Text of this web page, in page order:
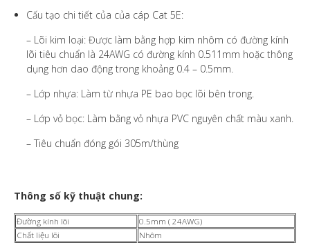
Cấu tạo chi tiết của của cáp Cat 5E:
– Lõi kim loại: Được làm bằng hợp kim nhôm có đường kính
lõi tiêu chuẩn là 24AWG có đường kính 0.511mm hoặc thông
dụng hơn dao động trong khoảng 0.4 – 0.5mm.
– Lớp nhựa: Làm từ nhựa PE bao bọc lõi bên trong.
– Lớp vỏ bọc: Làm bằng vỏ nhựa PVC nguyên chất màu xanh.
– Tiêu chuẩn đóng gói 305m/thùng
Thông số kỹ thuật chung:
Đường kính lõi
0.5mm ( 24AWG)
Chất liệu lõi
Nhôm